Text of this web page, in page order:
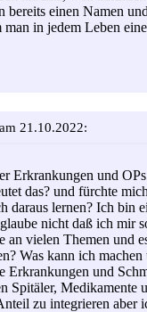
bereits einen Namen
in jedem Leben
21.10.2022:
Erkrankungen und
das? und fürchte
daraus lernen? Ich bin
nicht daß ich mir
an vielen Themen und
Was kann ich machen
Erkrankungen und
Spitäler, Medikamente
zu integrieren aber